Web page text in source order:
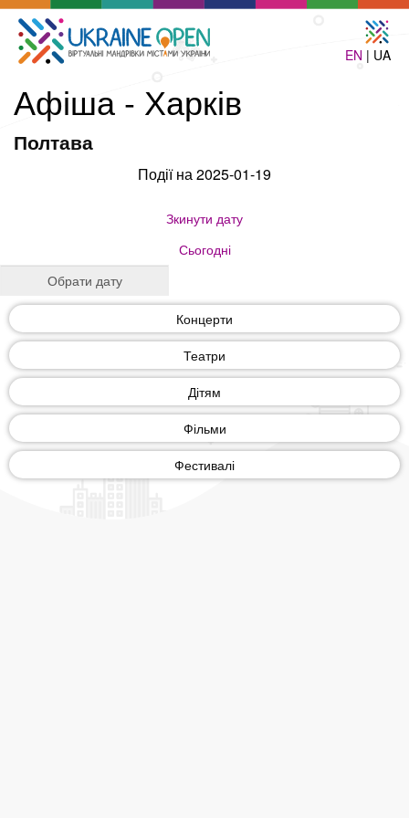
EN | UA
Афіша - Харків
Полтава
Події на 2025-01-19
Зкинути дату
Сьогодні
Концерти
Театри
Дітям
Фільми
Фестивалі